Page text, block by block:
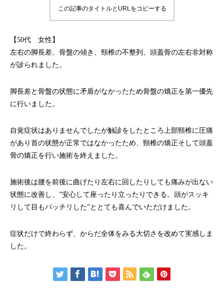
この記事のタイトルとURLをコピーする
【50代 女性】
左右の脚長差、骨盤の傾き、頸椎の不整列、頭蓋骨の左右非対称
が診られました。
脚長差と骨盤の状態に矛盾がなかったため骨盤の矯正を第一優先
に行いました。
自覚症状はありませんでしたが触診をしたところ上部頸椎に圧痛
があり首の状態が正常ではなかったため、頸椎の矯正そして頭蓋
骨の矯正を行い施術を終えました。
施術後は腰を前後に曲げたり左右に回したりしても痛みが出ない
状態に改善し、”安心して座ったり立ったりできる。頭がスッキ
リして目もパッチリした”ととても喜んでいただけました。
症状だけで終わらず、からだ全体をみる大切さを改めて実感しま
した。